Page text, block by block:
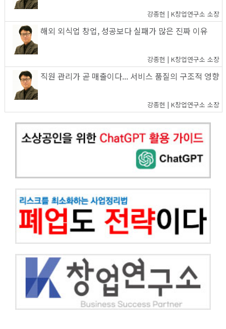
강종헌 | K창업연구소 소장
해외 외식업 창업, 성공보다 실패가 많은 진짜 이유
강종헌 | K창업연구소 소장
직원 관리가 곧 매출이다... 서비스 품질의 구조적 영향
강종헌 | K창업연구소 소장